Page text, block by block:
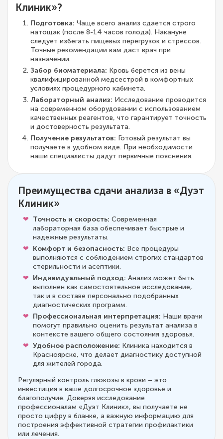
Клиник»?
Подготовка: Чаще всего анализ сдается строго
натощак (после 8-14 часов голода). Накануне
следует избегать пищевых перегрузок и стрессов.
Точные рекомендации вам даст врач при
назначении.
Забор биоматериала: Кровь берется из вены
квалифицированной медсестрой в комфортных
условиях процедурного кабинета.
Лабораторный анализ: Исследование проводится
на современном оборудовании с использованием
качественных реагентов, что гарантирует точность
и достоверность результата.
Получение результатов: Готовый результат вы
получаете в удобном виде. При необходимости
наши специалисты дадут первичные пояснения.
Преимущества сдачи анализа в «Дуэт
Клиник»
Точность и скорость: Современная
лабораторная база обеспечивает быстрые и
надежные результаты.
Комфорт и безопасность: Все процедуры
выполняются с соблюдением строгих стандартов
стерильности и асептики.
Индивидуальный подход: Анализ может быть
выполнен как самостоятельное исследование,
так и в составе персонально подобранных
диагностических программ.
Профессиональная интерпретация: Наши врачи
помогут правильно оценить результат анализа в
контексте вашего общего состояния здоровья.
Удобное расположение: Клиника находится в
Красноярске, что делает диагностику доступной
для жителей города.
Регулярный контроль глюкозы в крови – это
инвестиция в ваше долгосрочное здоровье и
благополучие. Доверяя исследование
профессионалам «Дуэт Клиник», вы получаете не
просто цифру в бланке, а важную информацию для
построения эффективной стратегии профилактики
или лечения.